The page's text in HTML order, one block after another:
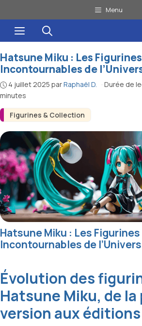
au
contenu
Menu
Menu
Figurines & Collection
Hatsune Miku : Les Figurines
Incontournables de
4 juillet 2025 parRaphaël D. · Durée de
minutes
Hatsune Miku : Les Figurines
Incontournables de
Évolution des
Hatsune Miku, de
version aux